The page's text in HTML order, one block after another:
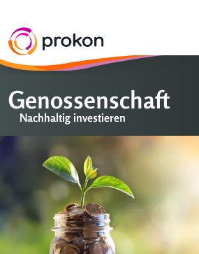
Genossenschaft
Nachhaltig investieren